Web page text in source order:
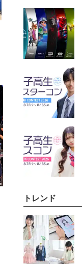
トレンド